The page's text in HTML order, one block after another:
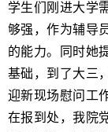
学生们刚进大学
够强，作为辅导
的能力。同时她
基础，到了大三
迎新现场慰问工
在报到处，我院